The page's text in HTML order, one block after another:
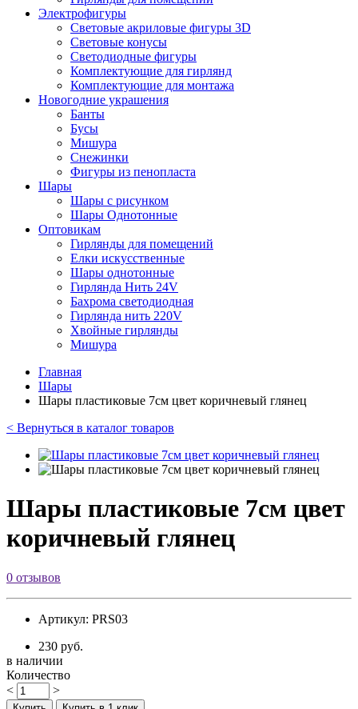
Электрофигуры
Световые акриловые фигуры 3D
Световые конусы
Светодиодные фигуры
Комплектующие для гирлянд
Комплектующие для монтажа
Новогодние украшения
Банты
Бусы
Мишура
Снежинки
Фигуры из пенопласта
Шары
Шары с рисунком
Шары Однотонные
Оптовикам
Гирлянды для помещений
Елки искусственные
Шары однотонные
Гирлянда Нить 24V
Бахрома светодиодная
Гирлянда нить 220V
Хвойные гирлянды
Мишура
Главная
Шары
Шары пластиковые 7см цвет коричневый глянец
< Вернуться в каталог товаров
Шары пластиковые 7см цвет
коричневый глянец
0 отзывов
Артикул: PRS03
230 руб.
в наличии
Количество
<
>